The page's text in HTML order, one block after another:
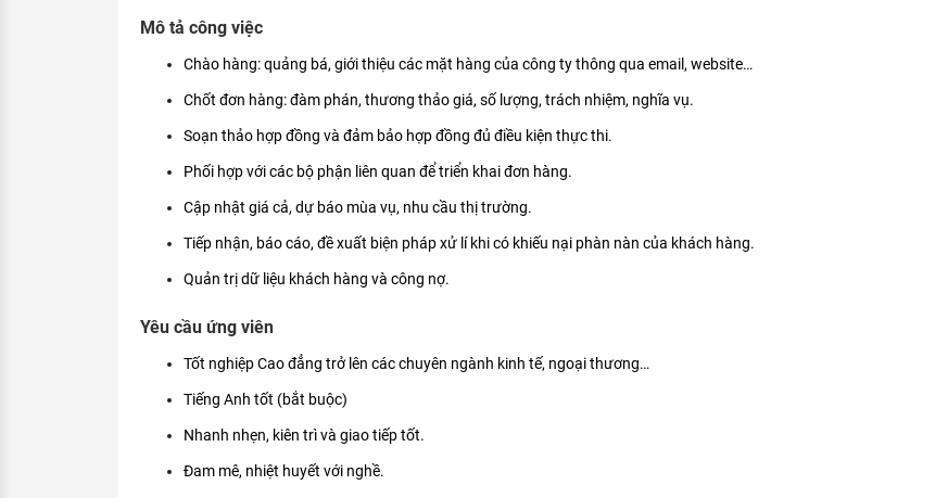
KHÁM PHÁ NGHỀ NGHIỆP
Kỹ năng nghề nghiệp
HƯỚNG NGHIỆP VIỆC LÀM
Đặc trưng từng nghề
TUYỂN DỤNG VIỆC LÀM
Mô tả công việc
Chào hàng: quảng bá, giới thiệu các mặt hàng của công ty thông qua email, website…
Chốt đơn hàng: đàm phán, thương thảo giá, số lượng, trách nhiệm, nghĩa vụ.
Soạn thảo hợp đồng và đảm bảo hợp đồng đủ điều kiện thực thi.
Phối hợp với các bộ phận liên quan để triển khai đơn hàng.
Cập nhật giá cả, dự báo mùa vụ, nhu cầu thị trường.
Tiếp nhận, báo cáo, đề xuất biện pháp xử lí khi có khiếu nại phàn nàn của khách hàng.
Quản trị dữ liệu khách hàng và công nợ.
Yêu cầu ứng viên
Tốt nghiệp Cao đẳng trở lên các chuyên ngành kinh tế, ngoại thương…
Tiếng Anh tốt (bắt buộc)
Nhanh nhẹn, kiên trì và giao tiếp tốt.
Đam mê, nhiệt huyết với nghề.